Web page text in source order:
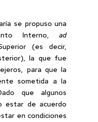
se propuso una
Interno,ad
(es decir,
la que fue
para que la
sometida a la
que algunos
estar de acuerdo
en condiciones